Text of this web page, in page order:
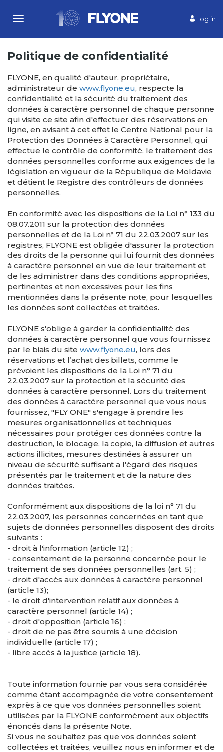
Toggle
Log in
Politique de confidentialité
FLYONE, en qualité d'auteur, propriétaire,
administrateur de www.flyone.eu, respecte la
confidentialité et la sécurité du traitement des
données à caractère personnel de chaque personne
qui visite ce site afin d'effectuer des réservations en
ligne, en avisant à cet effet le Centre National pour la
Protection des Données à Caractère Personnel, qui
effectue le contrôle de conformité. le traitement des
données personnelles conforme aux exigences de la
législation en vigueur de la République de Moldavie
et détient le Registre des contrôleurs de données
personnelles.
En conformité avec les dispositions de la Loi n° 133 du
08.07.2011 sur la protection des données
personnelles et de la Loi n° 71 du 22.03.2007 sur les
registres, FLYONE est obligée d'assurer la protection
des droits de la personne qui lui fournit des données
à caractère personnel en vue de leur traitement et
de les administrer dans des conditions appropriées,
pertinentes et non excessives pour les fins
mentionnées dans la présente note, pour lesquelles
les données sont collectées et traitées.
FLYONE s'oblige à garder la confidentialité des
données à caractère personnel que vous fournissez
par le biais du site www.flyone.eu, lors des
réservations et l’achat des billets, comme le
prévoient les dispositions de la Loi n° 71 du
22.03.2007 sur la protection et la sécurité des
données à caractère personnel. Lors du traitement
des données à caractère personnel que vous nous
fournissez, "FLY ONE" s'engage à prendre les
mesures organisationnelles et techniques
nécessaires pour protéger ces données contre la
destruction, le blocage, la copie, la diffusion et autres
actions illicites, mesures destinées à assurer un
niveau de sécurité suffisant a l'égard des risques
présentés par le traitement et de la nature des
données traitées.
Conformément aux dispositions de la loi n° 71 du
22.03.2007, les personnes concernées en tant que
sujets de données personnelles disposent des droits
suivants :
- droit à l'information (article 12) ;
- consentement de la personne concernée pour le
traitement de ses données personnelles (art. 5) ;
- droit d'accès aux données à caractère personnel
(article 13);
- le droit d'intervention relatif aux données à
caractère personnel (article 14) ;
- droit d'opposition (article 16) ;
- droit de ne pas être soumis à une décision
individuelle (article 17) ;
- libre accès à la justice (article 18).
Toute information fournie par vous sera considérée
comme étant accompagnée de votre consentement
exprès à ce que vos données personnelles soient
utilisées par la FLYONE conformément aux objectifs
énoncés dans la présente Note.
Si vous ne souhaitez pas que vos données soient
collectées et traitées, veuillez nous en informer et de